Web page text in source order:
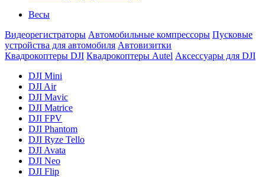
Весы
Видеорегистраторы Автомобильные компрессоры Пусковые
устройства для автомобиля Автовизитки
Квадрокоптеры DJI Квадрокоптеры Autel Аксессуары для DJI
DJI Mini
DJI Air
DJI Mavic
DJI Matrice
DJI FPV
DJI Phantom
DJI Ryze Tello
DJI Avata
DJI Neo
DJI Flip